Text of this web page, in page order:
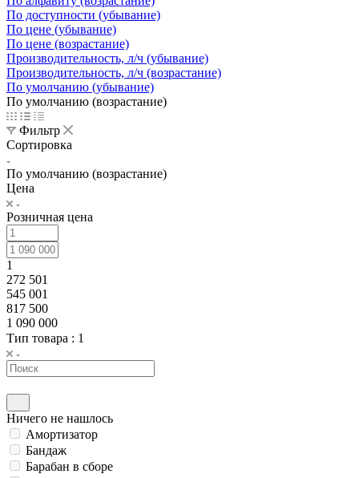
По доступности (убывание)
По цене (убывание)
По цене (возрастание)
Производительность, л/ч (убывание)
Производительность, л/ч (возрастание)
По умолчанию (убывание)
По умолчанию (возрастание)
Фильтр
Сортировка
По умолчанию (возрастание)
Цена
Розничная цена
1
272 501
545 001
817 500
1 090 000
Тип товара : 1
Ничего не нашлось
Амортизатор
Бандаж
Барабан в сборе